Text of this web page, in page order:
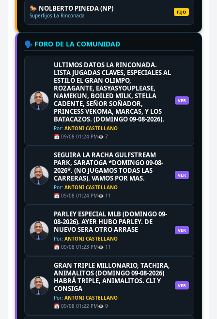
🐎 NOLBERTO PINEDA (NP)
Superfijos La Rinconada
FIJO
🗣️ FORO DE LA COMUNIDAD
ULTIMOS DATOS LA RINCONADA.
LISTA JUGADAS CLAVES, ESPECIALES AL
ESTILO EL GRAN OLIMPO,
ROZAGANTE, EASYASYOUPLEASE,
NAMEKUN, BOILED MILK, STELLA
CADENTE, SEÑOR SOÑADOR,
PRINCESS VEKOMA, MARCAS, Y LOS
BATACAZOS. (DOMINGO 09-08-2026).
Por: ANTONI CASTELLANO
📅 09/08 01:24 PM👁️ 7
VER
SEGUIRA LA RACHA GULFSTREAM
PARK, SARATOGA *DOMINGO 09-08-
2026*. (NO JUGAMOS TODAS LAS
CARRERAS). VAMOS POR MAS.
Por: ANTONI CASTELLANO
📅 09/08 01:24 PM👁️ 11
VER
PARLEY ESPECIAL MLB (DOMINGO 09-
08-2026). AYER HUBO PARLEY. DE
NUEVO SERA OTRO ARRASE
Por: ANTONI CASTELLANO
📅 09/08 01:23 PM👁️ 11
VER
GRAN TRIPLE MILLONARIO, TACHIRA,
ANIMALITOS (DOMINGO 09-08-2026)
HABRÁ TRIPLE, ANIMALITOS. CLI Y
CONSIGA
Por: ANTONI CASTELLANO
📅 09/08 01:22 PM👁️ 9
VER